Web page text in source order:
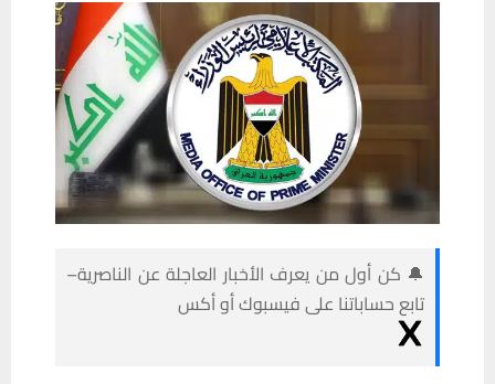
🔔 كن أول من يعرف الأخبار العاجلة عن الناصرية–
تابع حساباتنا على فيسبوك أو أكس